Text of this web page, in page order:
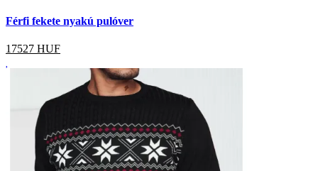
Férfi fekete nyakú pulóver
17527 HUF